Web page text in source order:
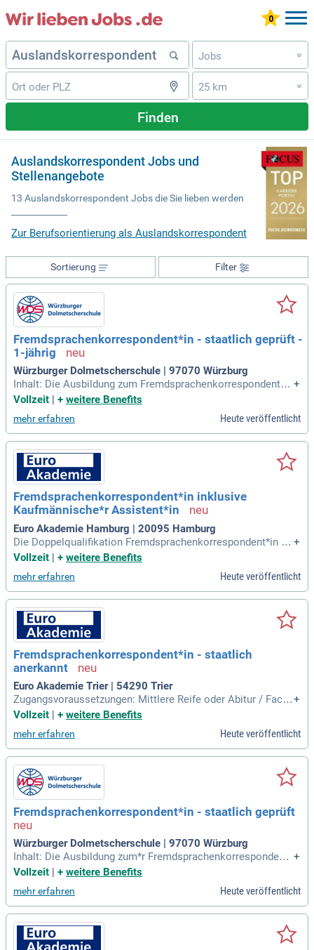
Jobs »
25 km »
Finden
Auslandskorrespondent Jobs und
Stellenangebote
13 Auslandskorrespondent Jobs die Sie lieben werden
Zur Berufsorientierung als Auslandskorrespondent
Filter
Sortierung
Fremdsprachenkorrespondent*in - staatlich geprüft -
1-jährig
Würzburger Dolmetscherschule | 97070 Würzburg
Inhalt: Die Ausbildung zum Fremdsprachenkorrespondenten
bzw. zur Fremdsprachenkorrespondentin vermittelt sowohl
+
Vollzeit
+ weitere Benefits
mehr erfahren Heute veröffentlicht
Fremdsprachenkorrespondent*in inklusive
Kaufmännische*r Assistent*in
Euro Akademie Hamburg | 20095 Hamburg
Die Doppelqualifikation Fremdsprachenkorrespondent*in st
ellt deinen Einstieg in eine vielfältige internationale Berufsw
+
Vollzeit | + weitere Benefits
mehr erfahren Heute veröffentlicht
Fremdsprachenkorrespondent*in - staatlich
anerkannt
Euro Akademie Trier | 54290 Trier
Zugangsvoraussetzungen: Mittlere Reife oder Abitur / Fachh
ochschulreife; Abschluss: Staatlich anerkannter Fremdspra
rrespondentin.
+
Vollzeit | + weitere Benefits
mehr erfahren Heute veröffentlicht
Fremdsprachenkorrespondent*in - staatlich geprüft
Würzburger Dolmetscherschule | 97070 Würzburg
Inhalt: Die Ausbildung zum*r Fremdsprachenkorrespondent*
in vermittelt sowohl Kenntnisse in Fremdsprachen als auch
den bayerischen Lehrplan für Fremdsprachenkorrespondent
*innen.
+
Vollzeit
+ weitere Benefits
mehr erfahren Heute veröffentlicht